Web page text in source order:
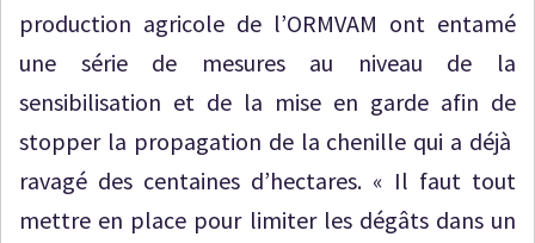
production agricole de l’ORMVAM ont entamé
une série de mesures au niveau de la
sensibilisation et de la mise en garde afin de
stopper la propagation de la chenille qui a déjà
ravagé des centaines d’hectares. « Il faut tout
mettre en place pour limiter les dégâts dans un